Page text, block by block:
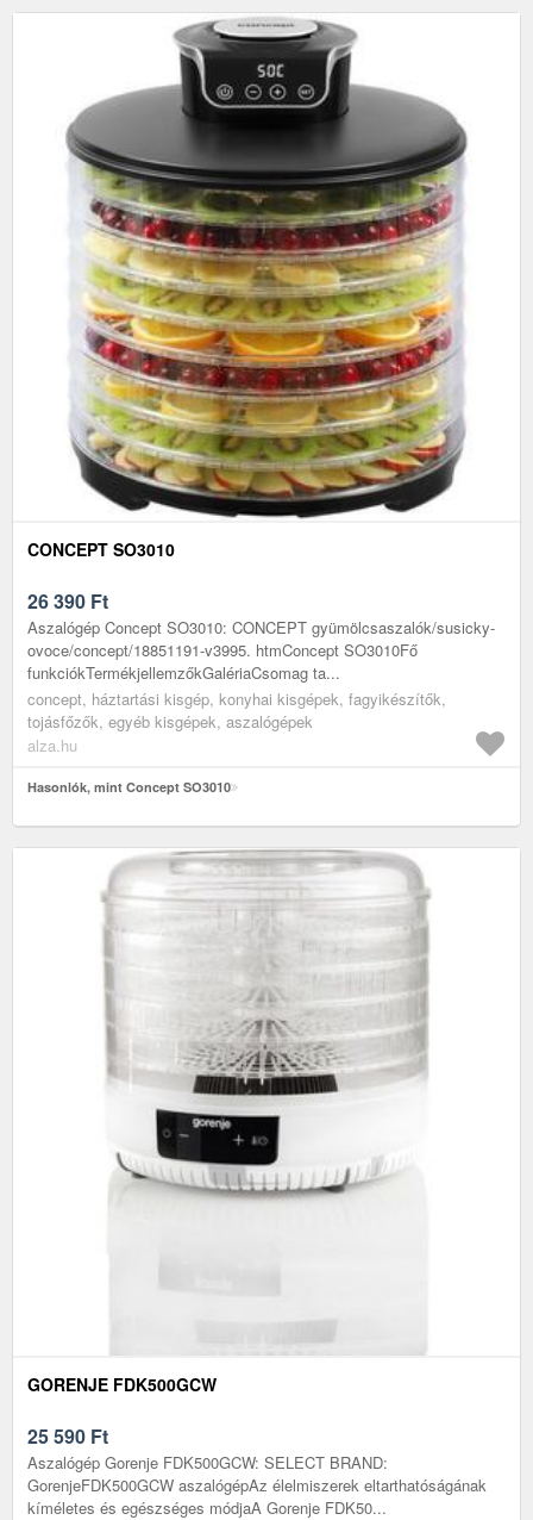
CONCEPT SO3010
26 390 Ft
Aszalógép Concept SO3010: CONCEPT gyümölcsaszalók/susicky-
ovoce/concept/18851191-v3995. htmConcept SO3010Fő
funkciókTermékjellemzőkGalériaCsomag ta...
concept, háztartási kisgép, konyhai kisgépek, fagyikészítők,
tojásfőzők, egyéb kisgépek, aszalógépek
alza.hu
Hasonlók, mint Concept SO3010
GORENJE FDK500GCW
25 590 Ft
Aszalógép Gorenje FDK500GCW: SELECT BRAND:
GorenjeFDK500GCW aszalógépAz élelmiszerek eltarthatóságának
kíméletes és egészséges módjaA Gorenje FDK50...